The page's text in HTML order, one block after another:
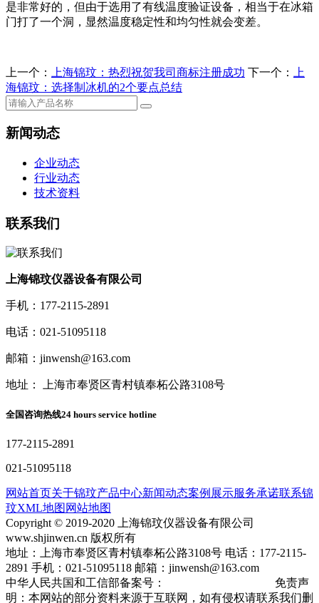
是非常好的，但由于选用了有线温度验证设备，相当于在冰箱
门打了一个洞，显然温度稳定性和均匀性就会变差。
上一个： 上海锦玟：热烈祝贺我司商标注册成功 下一个：
上
海锦玟：选择制冰机的2个要点总结
新闻动态
企业动态
行业动态
技术资料
联系我们
上海锦玟仪器设备有限公司
手机：177-2115-2891
电话：021-51095118
邮箱：jinwensh@163.com
地址： 上海市奉贤区青村镇奉柘公路3108号
全国咨询热线24 hours service hotline
177-2115-2891
021-51095118
网站首页关于锦玟产品中心新闻动态案例展示服务承诺联系锦
玟XML地图 网站地图
Copyright © 2019-2020 上海锦玟仪器设备有限公司
www.shjinwen.cn 版权所有
地址：上海市奉贤区青村镇奉柘公路3108号 电话：177-2115-
2891 手机：021-51095118 邮箱：jinwensh@163.com
中华人民共国和工信部备案号：
免责声
明：本网站的部分资料来源于互联网，如有侵权请联系我们删